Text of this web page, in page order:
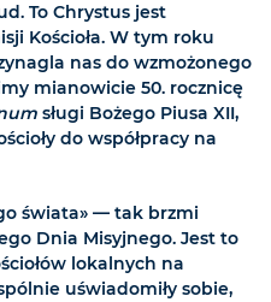
To Chrystus jest
Kościoła. W tym roku
nas do wzmożonego
mianowicie 50. rocznicę
sługi Bożego Piusa XII,
do współpracy na
świata» — tak brzmi
Dnia Misyjnego. Jest to
lokalnych na
uświadomiły sobie,